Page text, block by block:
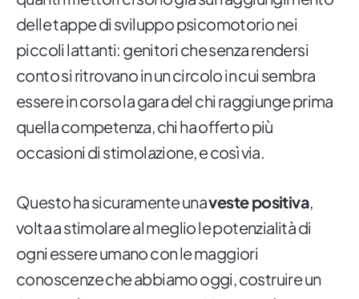
delle tappe di sviluppo psicomotorio nei
piccoli lattanti: genitori che senza rendersi
conto si ritrovano in un circolo in cui sembra
essere in corso la gara del chi raggiunge prima
quella competenza, chi ha offerto più
occasioni di stimolazione, e così via.
Questo ha sicuramente unaveste positiva,
volta a stimolare al meglio le potenzialità di
ogni essere umano con le maggiori
conoscenze che abbiamo oggi, costruire un